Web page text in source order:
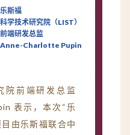
乐斯福
科学技术研究院（LIST）
前端研发总监
Anne-Charlotte Pupin
院前端研发总监
表示，本次“乐
由乐斯福联合中